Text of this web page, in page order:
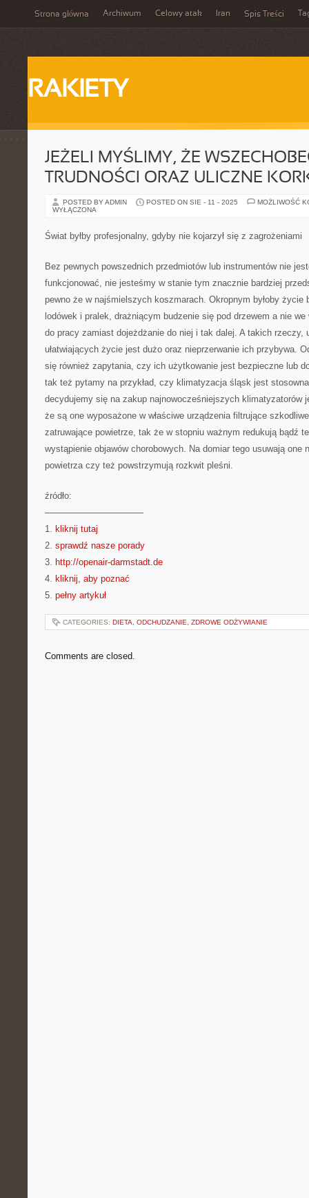
Strona główna Archiwum Celowy atak Iran Spis Treści
RAKIETY
JEŻELI MYŚLIMY, ŻE
TRUDNOŚCI ORAZ ULICZNE
POSTED BY ADMIN POSTED ON SIE - 11 - 2025
MOŻLIWOŚĆ
WYŁĄCZONA
Świat byłby profesjonalny, gdyby nie kojarzył się z zagrożeniami
Bez pewnych powszednich przedmiotów lub instrumentów nie
funkcjonować, nie jesteśmy w stanie tym znacznie bardziej
pewno że w najśmielszych koszmarach. Okropnym byłoby życie
lodówek i pralek, drażniącym budzenie się pod drzewem a nie we
do pracy zamiast dojeżdżanie do niej i tak dalej. A takich rzeczy,
ułatwiających życie jest dużo oraz nieprzerwanie ich przybywa.
się również zapytania, czy ich użytkowanie jest bezpieczne lub
tak też pytamy na przykład, czy klimatyzacja śląsk jest
decydujemy się na zakup najnowocześniejszych klimatyzatorów
że są one wyposażone w właściwe urządzenia filtrujące
zatruwające powietrze, tak że w stopniu ważnym redukują bądź
wystąpienie objawów chorobowych. Na domiar tego usuwają one
powietrza czy też powstrzymują rozkwit pleśni.
źródło:
———————————
1. kliknij tutaj
2. sprawdź nasze porady
3. http://openair-darmstadt.de
4. kliknij, aby poznać
5. pełny artykuł
CATEGORIES: DIETA, ODCHUDZANIE, ZDROWE ODŻYWIANIE
Comments are closed.